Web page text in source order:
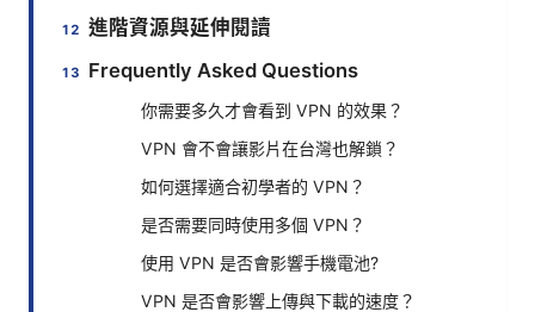
進階資源與延伸閱讀
Frequently Asked Questions
你需要多久才會看到 VPN 的效果？
VPN 會不會讓影片在台灣也解鎖？
如何選擇適合初學者的 VPN？
是否需要同時使用多個 VPN？
使用 VPN 是否會影響手機電池?
VPN 是否會影響上傳與下載的速度？